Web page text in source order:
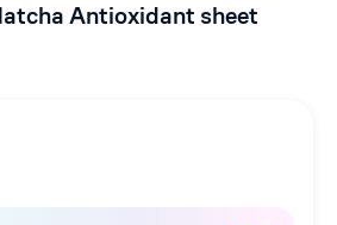
Antioxidant sheet